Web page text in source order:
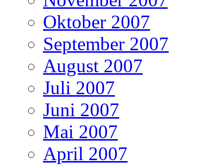
Oktober 2007
September 2007
August 2007
Juli 2007
Juni 2007
Mai 2007
April 2007